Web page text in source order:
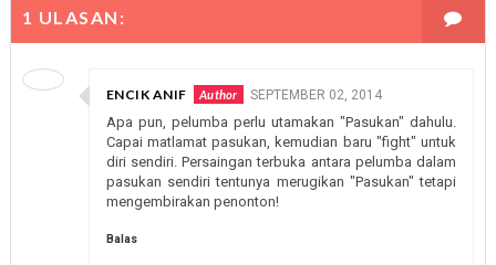
1 ULASAN:
ENCIK ANIF SEPTEMBER 02, 2014
Apa pun, pelumba perlu utamakan "Pasukan" dahulu.
Capai matlamat pasukan, kemudian baru "fight" untuk
diri sendiri. Persaingan terbuka antara pelumba dalam
pasukan sendiri tentunya merugikan "Pasukan" tetapi
mengembirakan penonton!
Balas